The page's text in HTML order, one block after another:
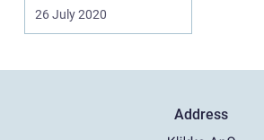
26 July 2020
Address